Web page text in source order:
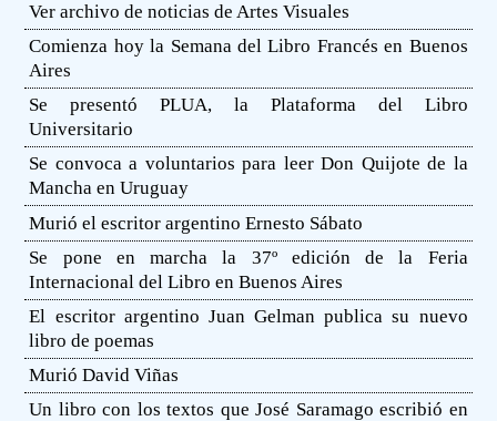
Ver archivo de noticias de Artes Visuales
Comienza hoy la Semana del Libro Francés en Buenos
Aires
Se presentó PLUA, la Plataforma del Libro
Universitario
Se convoca a voluntarios para leer Don Quijote de la
Mancha en Uruguay
Murió el escritor argentino Ernesto Sábato
Se pone en marcha la 37º edición de la Feria
Internacional del Libro en Buenos Aires
El escritor argentino Juan Gelman publica su nuevo
libro de poemas
Murió David Viñas
Un libro con los textos que José Saramago escribió en